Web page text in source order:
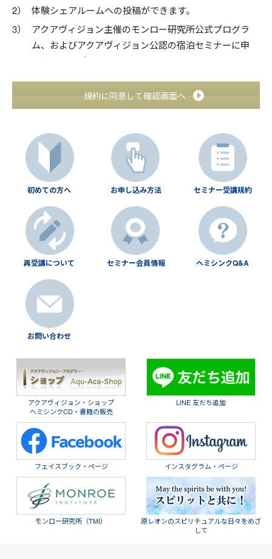
体験シェアルームへの投稿ができます。
アクアヴィジョン主催のモンロー研究所公式プログラ
ム、およびアクアヴィジョン公認の宿泊セミナーに申
し込むことができます。
2．会費と有効期限
会員資格は本人の意思による退会まで有効です。
3．会員の登録
本規約に同意の上、会員登録を行ってください。
同じメールアドレスでの複数登録は、無効とします。
4．ID・パスワードの管理
IDとパスワードは、自己責任にて管理してください。
5．会員情報の変更
住所、電話番号などの会員情報に変更が生じた場合には、
6．個人情報
アクアヴィジョンは、個人情報を「プライバシーポリシ
ー」に基づき、適切に取り扱うものとします。
7．会員の退会
会員が退会を希望する場合には、「セミナー会員情報」ペ
ージにて退会手続きをしてください。
規約に同意して確認画面へ
初めての方へ お申し込み方法 セミナー受講規約
再受講について セミナー会員情報 ヘミシンクQ&A
お問い合わせ
アクアヴィジョン・ショップ
ヘミシンクCD・書籍の販売
LINE 友だち追加
フェイスブック・ページ インスタグラム・ページ
モンロー研究所（TMI）
原レオンのスピリチュアルな日々をめざ
して